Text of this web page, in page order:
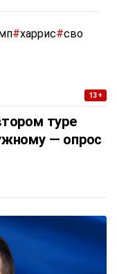
#харрис#сво
13+
туре
— опрос